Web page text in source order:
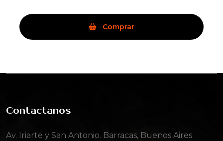
Comprar
Contactanos
Av. Iriarte y San Antonio. Barracas, Buenos Aires